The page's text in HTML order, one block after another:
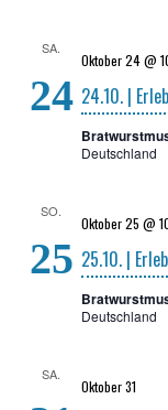
SA.
24 24.10. |
Oktober 24 @
Deutschland
SO.
25 25.10. |
Oktober 25 @
Deutschland
SA.
Oktober 31